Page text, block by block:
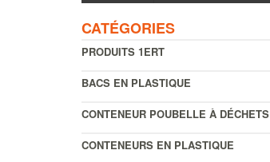
CATÉGORIES
PRODUITS 1ERT
BACS EN PLASTIQUE
CONTENEUR POUBELLE À DÉCHETS
CONTENEURS EN PLASTIQUE